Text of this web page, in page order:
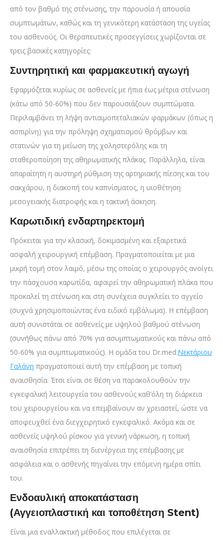
από τον βαθμό της στένωσης, την παρουσία ή απουσία
συμπτωμάτων, καθώς και τη γενικότερη κατάσταση της υγείας
του ασθενούς. Οι θεραπευτικές προσεγγίσεις χωρίζονται σε
τρεις βασικές κατηγορίες:
Συντηρητική και φαρμακευτική αγωγή
Εφαρμόζεται κυρίως σε ασθενείς με ήπια έως μέτρια στένωση
(κάτω από 50-60%) που δεν παρουσιάζουν συμπτώματα.
Περιλαμβάνει τη λήψη αντιαιμοπεταλιακών φαρμάκων (όπως η
ασπιρίνη) για την πρόληψη σχηματισμού θρόμβων και
στατινών για τη μείωση της χοληστερόλης και τη
σταθεροποίηση της αθηρωματικής πλάκας. Παράλληλα, είναι
απαραίτητη η αυστηρή ρύθμιση της αρτηριακής πίεσης και του
σακχάρου, η διακοπή του καπνίσματος, η υιοθέτηση
μεσογειακής διατροφής και η τακτική άσκηση.
Καρωτιδική ενδαρτηρεκτομή
Πρόκειται για την κλασική, δοκιμασμένη και εξαιρετικά
ασφαλή χειρουργική επέμβαση. Πραγματοποιείται με μια
μικρή τομή στον λαιμό, μέσω της οποίας ο χειρουργός ανοίγει
την πάσχουσα καρωτίδα, αφαιρεί την αθηρωματική πλάκα που
προκαλεί τη στένωση και στη συνέχεια συγκλείει το αγγείο
(συχνά χρησιμοποιώντας ένα ειδικό εμβάλωμα). Η επέμβαση
αυτή συνιστάται σε ασθενείς με υψηλού βαθμού στένωση
(συνήθως πάνω από 70% για ασυμπτωματικούς και πάνω από
50-60% για συμπτωματικούς). Η ομάδα του Dr.med.Νεκτάριου
Γαλάνη πραγματοποιεί αυτή την επέμβαση με τοπική
αναισθησία. Έτσι είναι σε θέση να παρακολουθούν την
εγκεφαλική λειτουργεία του ασθενούς καθ’όλη τη διάρκεια
του χειρουργείου και να επεμβαίνουν αν χρειαστεί, ώστε να
αποφευχθεί ένα διεγχειρητικό εγκεφαλικό. Ακόμα και σε
ασθενείς υψηλού ρίσκου για γενική νάρκωση, η τοπική
αναισθησία επιτρέπει τη διενέργεια της επέμβασης με
ασφάλεια και ο ασθενής πηγαίνει την επόμενη ημέρα σπίτι
του.
Ενδοαυλική αποκατάσταση
(Αγγειοπλαστική και τοποθέτηση Stent)
Είναι μια εναλλακτική μέθοδος που επιλέγεται σε